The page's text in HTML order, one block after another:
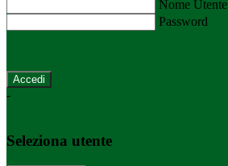
Nome Utente
Password
-
Seleziona utente